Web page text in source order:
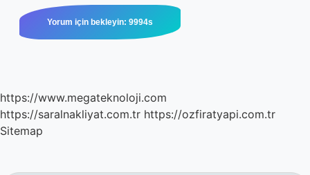
https://www.megateknoloji.com
https://saralnakliyat.com.tr https://ozfiratyapi.com.tr
Sitemap